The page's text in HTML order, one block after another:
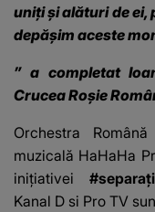
uniți și alături de
depășim aceste
” a completat
Crucea Roșie
Orchestra
muzicală HaHaHa
inițiativei
Kanal D si Pro TV